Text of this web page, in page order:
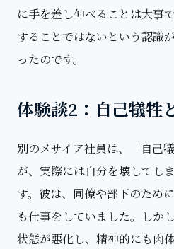
に手を差し伸べることは大事
することではないという認識
ったのです。
体験談2：自己犠牲
別のメサイア社員は、「自己
が、実際には自分を壊してし
す。彼は、同僚や部下のため
も仕事をしていました。しか
状態が悪化し、精神的にも肉